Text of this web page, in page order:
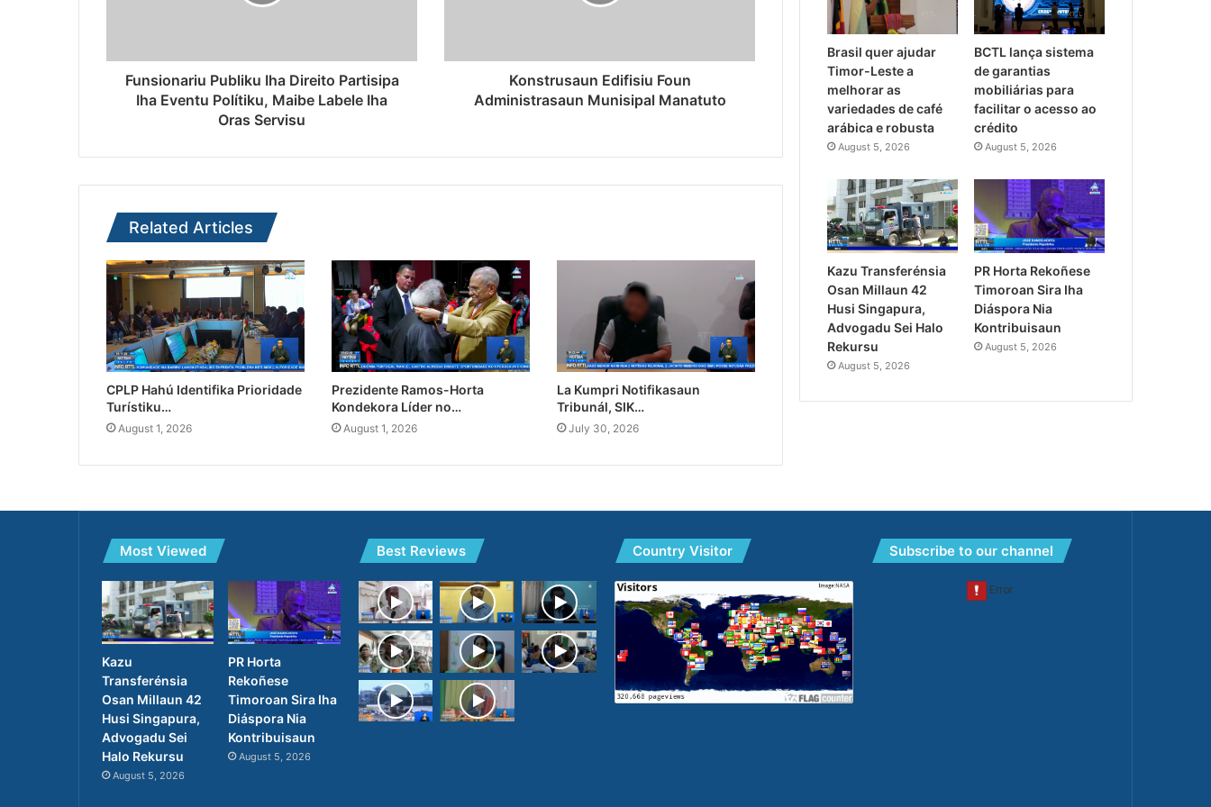
Funsionariu Publiku Iha Direito Partisipa
Iha Eventu Polítiku, Maibe Labele Iha
Oras Servisu
Konstrusaun Edifisiu Foun
Administrasaun Munisipal Manatuto
Related Articles
CPLP Hahú Identifika Prioridade
Turístiku…
August 1, 2026
Prezidente Ramos-Horta
Kondekora Líder no…
August 1, 2026
La Kumpri Notifikasaun
Tribunál, SIK…
July 30, 2026
Brasil quer ajudar
Timor-Leste a
melhorar as
variedades de café
arábica e robusta
August 5, 2026
BCTL lança sistema
de garantias
mobiliárias para
facilitar o acesso ao
crédito
August 5, 2026
Kazu Transferénsia
Osan Millaun 42
Husi Singapura,
Advogadu Sei Halo
Rekursu
August 5, 2026
PR Horta Rekoñese
Timoroan Sira Iha
Diáspora Nia
Kontribuisaun
August 5, 2026
Most Viewed
Kazu
Transferénsia
Osan Millaun 42
Husi Singapura,
Advogadu Sei
Halo Rekursu
August 5, 2026
PR Horta
Rekoñese
Timoroan Sira Iha
Diáspora Nia
Kontribuisaun
August 5, 2026
Best Reviews Country Visitor Subscribe to our channel